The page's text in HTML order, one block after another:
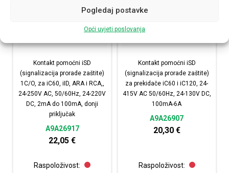
Pogledaj postavke
Opći uvjeti poslovanja
Kontakt pomoćni iSD
(signalizacija prorade zaštite)
1C/O, za iC60, iID, ARA i RCA,,
24-250V AC, 50/60Hz, 24-220V
DC, 2mA do 100mA, donji
priključak
A9A26917
22,05€
Raspoloživost:
Kontakt pomoćni iSD
(signalizacija prorade zaštite)
za prekidače iC60 i iC120, 24-
415V AC 50/60Hz, 24-130V DC,
100mA-6A
A9A26907
20,30 €
Raspoloživost: